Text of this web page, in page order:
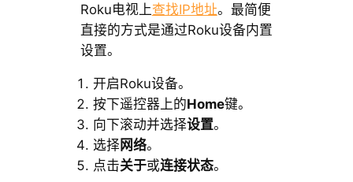
Roku电视上查找IP地址。最简便
直接的方式是通过Roku设备内置
设置。
开启Roku设备。
按下遥控器上的Home键。
向下滚动并选择设置。
选择网络。
点击关于或连接状态。